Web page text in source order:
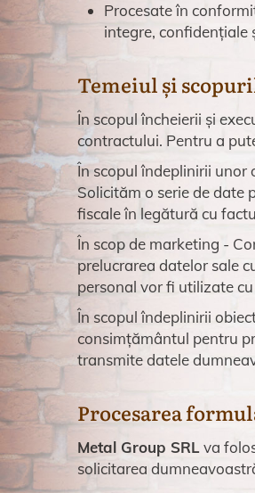
Procesate în
integre, confidențiale
Temeiul și
În scopul încheierii și
contractului. Pentru a
În scopul îndeplinirii unor
Solicităm o serie de date
fiscale în legătură cu
În scop de marketing -
prelucrarea datelor sale
personal vor fi utilizate
În scopul îndeplinirii
consimțământul pentru
transmite datele
Procesarea
Metal Group SRL va
solicitarea